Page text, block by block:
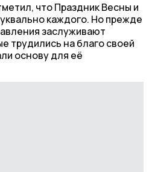
что Праздник Весны и
каждого. Но прежде
заслуживают
трудились на благо своей
основу для её